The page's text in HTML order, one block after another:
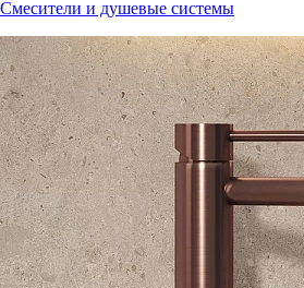
Смесители и душевые системы